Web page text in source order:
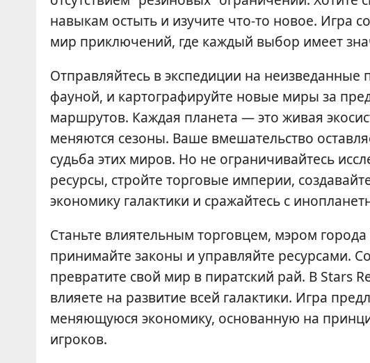
навыкам остыть и изучите что-то новое. Игра
мир приключений, где каждый выбор имеет
Отправляйтесь в экспедиции на
фауной, и картографируйте новые миры за
маршрутов. Каждая планета — это живая
меняются сезоны. Ваше вмешательство
судьба этих миров. Но не ограничивайтесь
ресурсы, стройте торговые империи,
экономику галактики и сражайтесь с
Станьте влиятельным торговцем, мэром
принимайте законы и управляйте ресурсами.
превратите свой мир в пиратский рай. В Stars
влияете на развитие всей галактики. Игра
меняющуюся экономику, основанную на
игроков.